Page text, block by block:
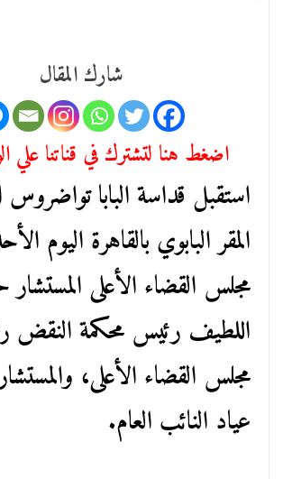
شارك المقال
اضغط هنا لتشترك في قناتنا علي
استقبل قداسة البابا تواضروس
المقر البابوي بالقاهرة اليوم
مجلس القضاء الأعلى
اللطيف رئيس محكمة النقض
مجلس القضاء الأعلى،
عياد النائب العام.